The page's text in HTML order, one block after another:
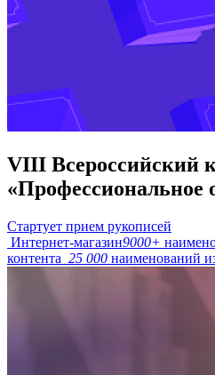
VIII Всероссийский
«Профессиональное
Стартует прием рукописей
Интернет-магазин9000+
контента 25 000 наименований